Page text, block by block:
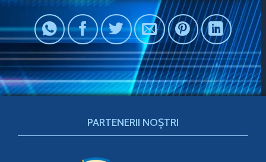
PARTENERII NOȘTRI